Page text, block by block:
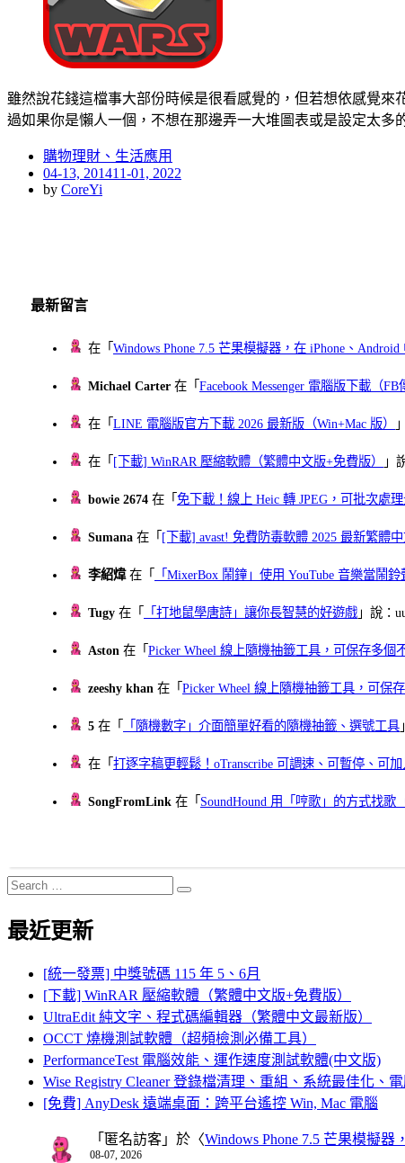
雖然說花錢這檔事大部份時候是很看感覺的，但若想依感覺
過如果你是懶人一個，不想在那邊弄一大堆圖表或是設定太
購物理財、生活應用
Posted
on
04-13, 201411-01, 2022
by CoreYi
最新留言
在「Windows Phone 7.5 芒果模擬器，在 iPhone、
Michael Carter 在「Facebook Messenger 電腦版下載（FB
在「LINE 電腦版官方下載 2026 最新版（Win+Mac 版）
在「 [下載] WinRAR 壓縮軟體（繁體中文版+免費版） 」
bowie 2674 在「免下載！線上 Heic 轉 JPEG，可批次處理
Sumana 在「 [下載] avast! 免費防毒軟體 2025 最新繁體
李紹煒在「 「MixerBox 鬧鐘」使用 YouTube 音樂當鬧
Tugy 在「 「打地鼠學唐詩」讓你長智慧的好遊戲 」說：
Aston 在「Picker Wheel 線上隨機抽籤工具，可保存多個
zeeshy khan 在「Picker Wheel 線上隨機抽籤工具，可保
5 在「 「隨機數字」介面簡單好看的隨機抽籤、選號工具
在「打逐字稿更輕鬆！oTranscribe 可調速、可暫停、可
SongFromLink 在「 SoundHound 用「哼歌」的方式找歌
Search
for:
Search
最近更新
[統一發票] 中獎號碼 115 年 5、6月
[下載] WinRAR 壓縮軟體（繁體中文版+免費版）
UltraEdit 純文字、程式碼編輯器（繁體中文最新版）
OCCT 燒機測試軟體（超頻檢測必備工具）
PerformanceTest 電腦效能、運作速度測試軟體(中文版)
Wise Registry Cleaner 登錄檔清理、重組、系統最佳化、
[免費] AnyDesk 遠端桌面：跨平台遙控 Win, Mac 電腦
「 匿名訪客 」於〈Windows Phone 7.5 芒果模擬器
08-07, 2026